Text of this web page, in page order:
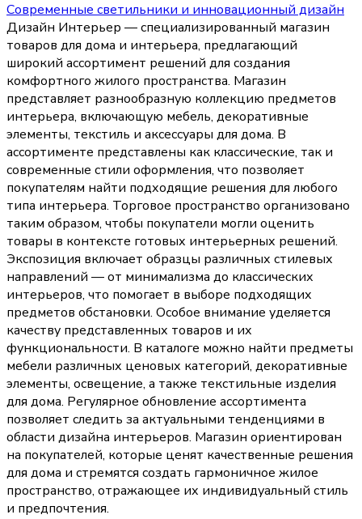
Современные светильники и инновационный дизайн
Дизайн Интерьер — специализированный магазин
товаров для дома и интерьера, предлагающий
широкий ассортимент решений для создания
комфортного жилого пространства. Магазин
представляет разнообразную коллекцию предметов
интерьера, включающую мебель, декоративные
элементы, текстиль и аксессуары для дома. В
ассортименте представлены как классические, так и
современные стили оформления, что позволяет
покупателям найти подходящие решения для любого
типа интерьера. Торговое пространство организовано
таким образом, чтобы покупатели могли оценить
товары в контексте готовых интерьерных решений.
Экспозиция включает образцы различных стилевых
направлений — от минимализма до классических
интерьеров, что помогает в выборе подходящих
предметов обстановки. Особое внимание уделяется
качеству представленных товаров и их
функциональности. В каталоге можно найти предметы
мебели различных ценовых категорий, декоративные
элементы, освещение, а также текстильные изделия
для дома. Регулярное обновление ассортимента
позволяет следить за актуальными тенденциями в
области дизайна интерьеров. Магазин ориентирован
на покупателей, которые ценят качественные решения
для дома и стремятся создать гармоничное жилое
пространство, отражающее их индивидуальный стиль
и предпочтения.